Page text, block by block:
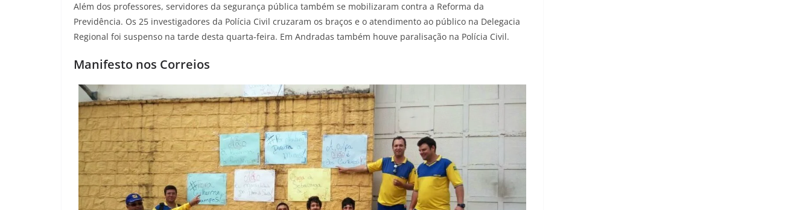
Além dos professores, servidores da segurança pública também se mobilizaram contra a Reforma da
Previdência. Os 25 investigadores da Polícia Civil cruzaram os braços e o atendimento ao público na Delegacia
Regional foi suspenso na tarde desta quarta-feira. Em Andradas também houve paralisação na Polícia Civil.
Manifesto nos Correios